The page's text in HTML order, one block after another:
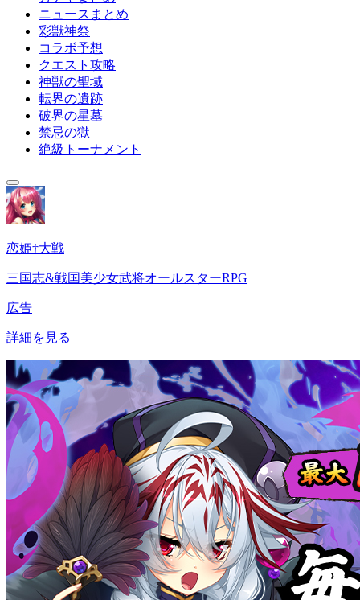
ニュースまとめ
彩獣神祭
コラボ予想
クエスト攻略
神獣の聖域
転界の遺跡
破界の星墓
禁忌の獄
絶級トーナメント
恋姫†大戦
三国志&戦国美少女武将オールスターRPG
広告
詳細を見る